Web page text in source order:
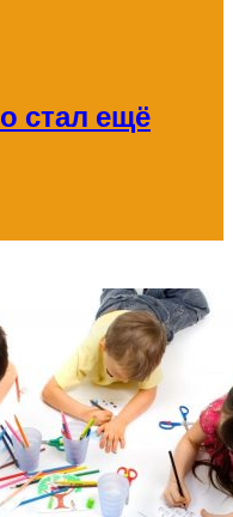
стал ещё